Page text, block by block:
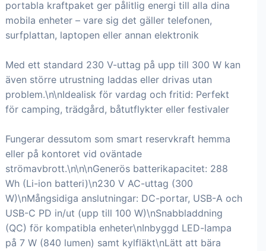
portabla kraftpaket ger pålitlig energi till alla dina
mobila enheter – vare sig det gäller telefonen,
surfplattan, laptopen eller annan elektronik
Med ett standard 230 V-uttag på upp till 300 W kan
även större utrustning laddas eller drivas utan
problem.\n\nIdealisk för vardag och fritid: Perfekt
för camping, trädgård, båtutflykter eller festivaler
Fungerar dessutom som smart reservkraft hemma
eller på kontoret vid oväntade
strömavbrott.\n\n\nGenerös batterikapacitet: 288
Wh (Li-ion batteri)\n230 V AC-uttag (300
W)\nMångsidiga anslutningar: DC-portar, USB-A och
USB-C PD in/ut (upp till 100 W)\nSnabbladdning
(QC) för kompatibla enheter\nInbyggd LED-lampa
på 7 W (840 lumen) samt kylfläkt\nLätt att bära